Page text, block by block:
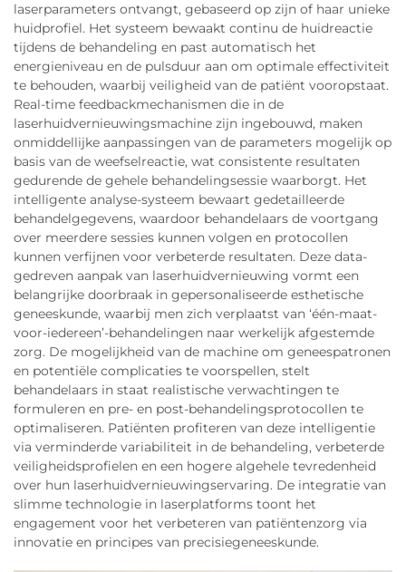
laserparameters ontvangt, gebaseerd op zijn of haar unieke
huidprofiel. Het systeem bewaakt continu de huidreactie
tijdens de behandeling en past automatisch het
energieniveau en de pulsduur aan om optimale effectiviteit
te behouden, waarbij veiligheid van de patiënt vooropstaat.
Real-time feedbackmechanismen die in de
laserhuidvernieuwingsmachine zijn ingebouwd, maken
onmiddellijke aanpassingen van de parameters mogelijk op
basis van de weefselreactie, wat consistente resultaten
gedurende de gehele behandelingsessie waarborgt. Het
intelligente analyse-systeem bewaart gedetailleerde
behandelgegevens, waardoor behandelaars de voortgang
over meerdere sessies kunnen volgen en protocollen
kunnen verfijnen voor verbeterde resultaten. Deze data-
gedreven aanpak van laserhuidvernieuwing vormt een
belangrijke doorbraak in gepersonaliseerde esthetische
geneeskunde, waarbij men zich verplaatst van ‘één-maat-
voor-iedereen’-behandelingen naar werkelijk afgestemde
zorg. De mogelijkheid van de machine om geneespatronen
en potentiële complicaties te voorspellen, stelt
behandelaars in staat realistische verwachtingen te
formuleren en pre- en post-behandelingsprotocollen te
optimaliseren. Patiënten profiteren van deze intelligentie
via verminderde variabiliteit in de behandeling, verbeterde
veiligheidsprofielen en een hogere algehele tevredenheid
over hun laserhuidvernieuwingservaring. De integratie van
slimme technologie in laserplatforms toont het
engagement voor het verbeteren van patiëntenzorg via
innovatie en principes van precisiegeneeskunde.